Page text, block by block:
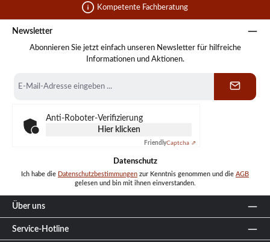
Kompetente Fachberatung
Newsletter
Abonnieren Sie jetzt einfach unseren Newsletter für hilfreiche
Informationen und Aktionen.
Mail-
Anti-Roboter-Verifizierung
Hier klicken
FriendlyCaptcha ⇗
Datenschutz
Ich habe die Datenschutzbestimmungen zur Kenntnis genommen und die AGB
gelesen und bin mit ihnen einverstanden.
Über uns
Service-Hotline